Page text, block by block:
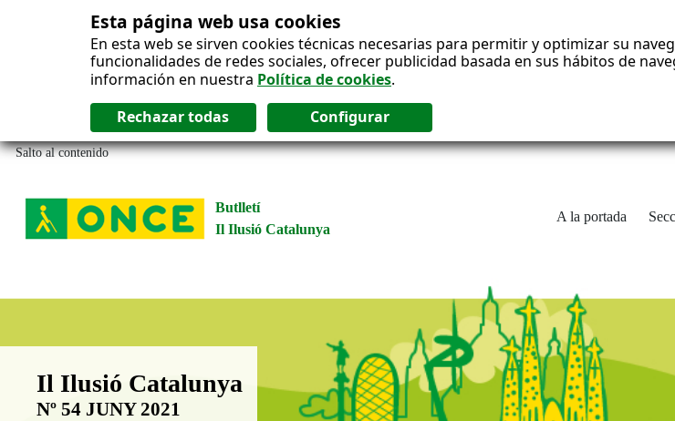
Esta página web usa cookies
En esta web se sirven cookies técnicas necesarias para permitir y optimizar su
funcionalidades de redes sociales, ofrecer publicidad basada en sus hábitos de
información en nuestra Política de cookies.
Salto al contenido
Butlletí
Il Ilusió Catalunya
A la portada
Boletín Il·lusió Catalunya
Il Ilusió Catalunya
Nº 54 JUNY 2021